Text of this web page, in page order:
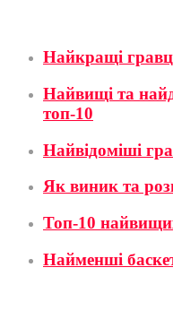
Найкращі
Найвищі та
топ-10
Найвідоміші
Як виник та
Топ-10
Найменші